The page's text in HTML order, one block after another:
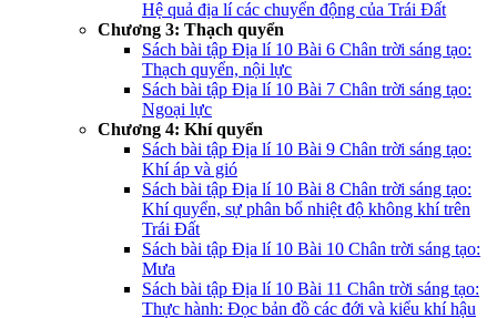
Hệ quả địa lí các chuyển động của Trái Đất
Chương 3: Thạch quyển
Sách bài tập Địa lí 10 Bài 6 Chân trời sáng tạo:
Thạch quyển, nội lực
Sách bài tập Địa lí 10 Bài 7 Chân trời sáng tạo:
Ngoại lực
Chương 4: Khí quyển
Sách bài tập Địa lí 10 Bài 9 Chân trời sáng tạo:
Khí áp và gió
Sách bài tập Địa lí 10 Bài 8 Chân trời sáng tạo:
Khí quyển, sự phân bổ nhiệt độ không khí trên
Trái Đất
Sách bài tập Địa lí 10 Bài 10 Chân trời sáng tạo:
Mưa
Sách bài tập Địa lí 10 Bài 11 Chân trời sáng tạo:
Thực hành: Đọc bản đồ các đới và kiểu khí hậu